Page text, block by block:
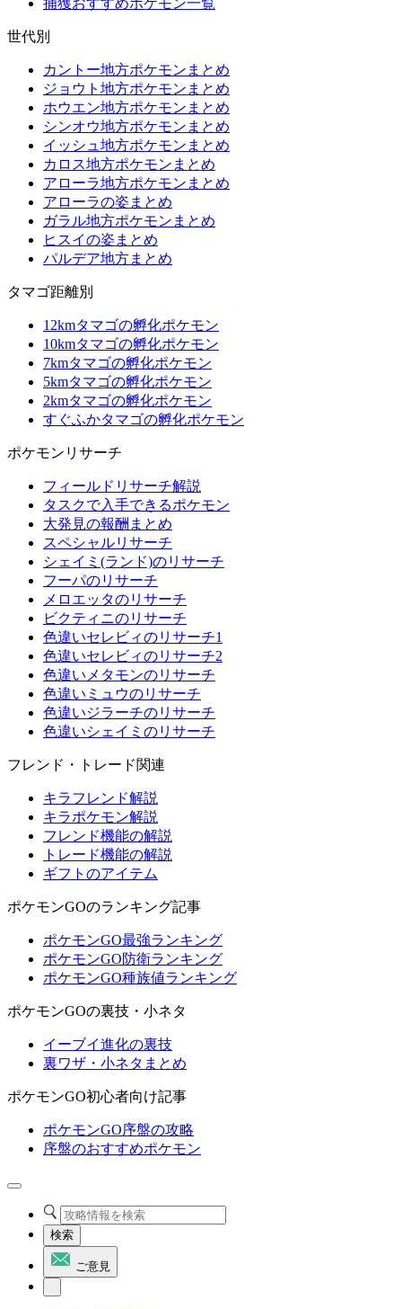
捕獲おすすめポケモン一覧
世代別
カントー地方ポケモンまとめ
ジョウト地方ポケモンまとめ
ホウエン地方ポケモンまとめ
シンオウ地方ポケモンまとめ
イッシュ地方ポケモンまとめ
カロス地方ポケモンまとめ
アローラ地方ポケモンまとめ
アローラの姿まとめ
ガラル地方ポケモンまとめ
ヒスイの姿まとめ
パルデア地方まとめ
タマゴ距離別
12kmタマゴの孵化ポケモン
10kmタマゴの孵化ポケモン
7kmタマゴの孵化ポケモン
5kmタマゴの孵化ポケモン
2kmタマゴの孵化ポケモン
すぐふかタマゴの孵化ポケモン
ポケモンリサーチ
フィールドリサーチ解説
タスクで入手できるポケモン
大発見の報酬まとめ
スペシャルリサーチ
シェイミ(ランド)のリサーチ
フーパのリサーチ
メロエッタのリサーチ
ビクティニのリサーチ
色違いセレビィのリサーチ1
色違いセレビィのリサーチ2
色違いメタモンのリサーチ
色違いミュウのリサーチ
色違いジラーチのリサーチ
色違いシェイミのリサーチ
フレンド・トレード関連
キラフレンド解説
キラポケモン解説
フレンド機能の解説
トレード機能の解説
ギフトのアイテム
ポケモンGOのランキング記事
ポケモンGO最強ランキング
ポケモンGO防衛ランキング
ポケモンGO種族値ランキング
ポケモンGOの裏技・小ネタ
イーブイ進化の裏技
裏ワザ・小ネタまとめ
ポケモンGO初心者向け記事
ポケモンGO序盤の攻略
序盤のおすすめポケモン
検索
ご意見